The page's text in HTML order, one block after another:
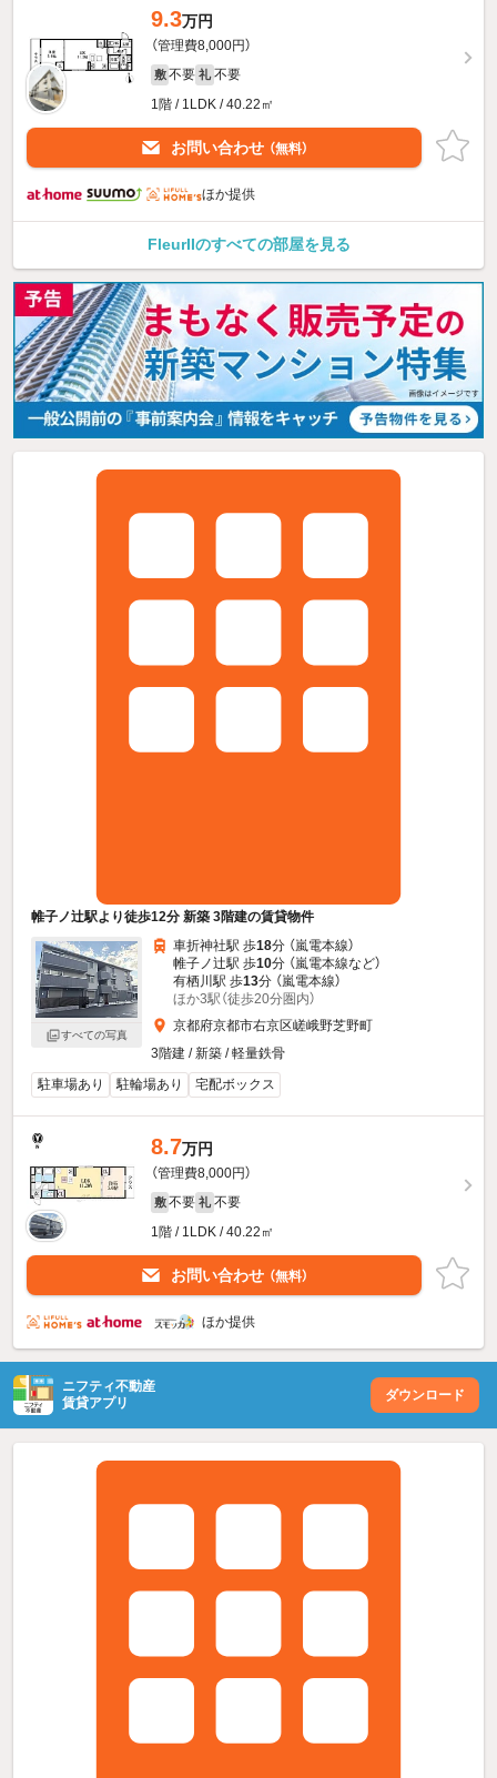
9.3万円
（管理費8,000円）
敷 不要 礼 不要
1階 / 1LDK / 40.22㎡
お問い合わせ （無料）
ほか提供
FleurIIのすべての部屋を見る
帷子ノ辻駅より徒歩12分 新築 3階建の賃貸物件
すべての写真
車折神社駅 歩18分 （嵐電本線）
帷子ノ辻駅 歩10分 （嵐電本線など）
有栖川駅 歩13分 （嵐電本線）
ほか3駅（徒歩20分圏内）
京都府京都市右京区嵯峨野芝野町
3階建 / 新築 / 軽量鉄骨
駐車場あり
駐輪場あり 宅配ボックス
8.7万円
（管理費8,000円）
敷 不要 礼 不要
1階 / 1LDK / 40.22㎡
お問い合わせ （無料）
ほか提供
ニフティ不動産
賃貸アプリ
ダウンロード